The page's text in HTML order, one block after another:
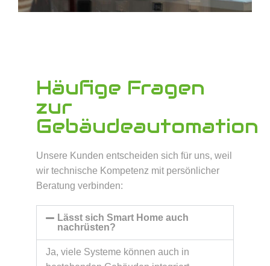
Häufige Fragen
zur
Gebäudeautomation
Unsere Kunden entscheiden sich für uns, weil
wir technische Kompetenz mit persönlicher
Beratung verbinden:
Lässt sich Smart Home auch
nachrüsten?
Ja, viele Systeme können auch in